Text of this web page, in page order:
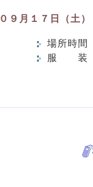
０９月１７日（土）
場所時
服 装